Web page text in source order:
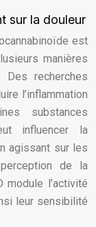
sur la douleur
est
manières
Des recherches
l’inflammation
substances
influencer la
agissant sur les
de la
l’activité
leur sensibilité